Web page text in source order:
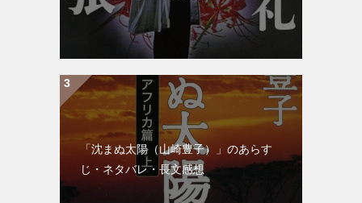
「沈まぬ太陽（山崎豊子）」のあらす
じ・ネタバレ・長文感想